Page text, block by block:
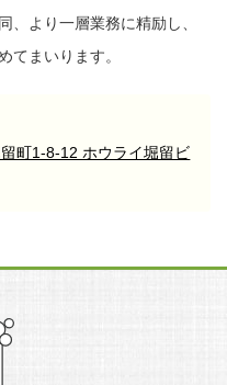
、より一層業務に精励し、
てまいります。
町1-8-12 ホウライ堀留ビ